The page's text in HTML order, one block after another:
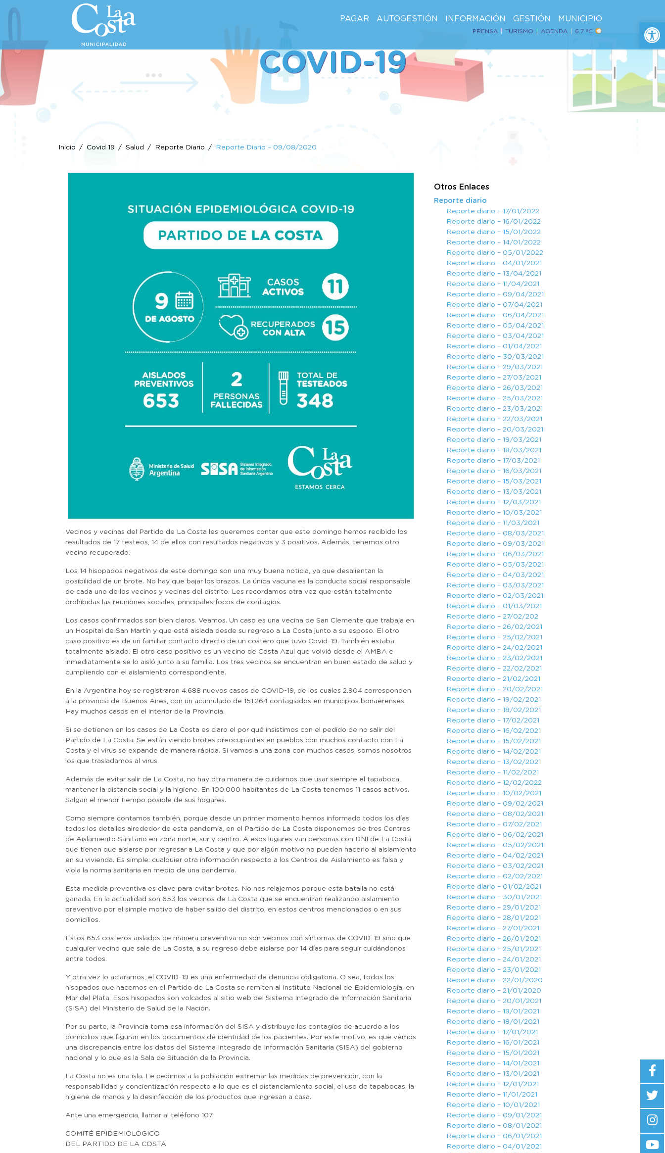
PAGAR AUTOGESTIÓN INFORMACIÓN GESTIÓN MUNICIPIO
PRENSA TURISMO AGENDA 6.7 ºC
COVID-19
Inicio Covid 19 Salud Reporte Diario Reporte Diario – 09/08/2020
Vecinos y vecinas del Partido de La Costa les queremos contar que este domingo hemos recibido los
resultados de 17 testeos, 14 de ellos con resultados negativos y 3 positivos. Además, tenemos otro
vecino recuperado.
Los 14 hisopados negativos de este domingo son una muy buena noticia, ya que desalientan la
posibilidad de un brote. No hay que bajar los brazos. La única vacuna es la conducta social responsable
de cada uno de los vecinos y vecinas del distrito. Les recordamos otra vez que están totalmente
prohibidas las reuniones sociales, principales focos de contagios.
Los casos confirmados son bien claros. Veamos. Un caso es una vecina de San Clemente que trabaja en
un Hospital de San Martín y que está aislada desde su regreso a La Costa junto a su esposo. El otro
caso positivo es de un familiar contacto directo de un costero que tuvo Covid-19. También estaba
totalmente aislado. El otro caso positivo es un vecino de Costa Azul que volvió desde el AMBA e
inmediatamente se lo aisló junto a su familia. Los tres vecinos se encuentran en buen estado de salud y
cumpliendo con el aislamiento correspondiente.
En la Argentina hoy se registraron 4.688 nuevos casos de COVID-19, de los cuales 2.904 corresponden
a la provincia de Buenos Aires, con un acumulado de 151.264 contagiados en municipios bonaerenses.
Hay muchos casos en el interior de la Provincia.
Si se detienen en los casos de La Costa es claro el por qué insistimos con el pedido de no salir del
Partido de La Costa. Se están viendo brotes preocupantes en pueblos con muchos contacto con La
Costa y el virus se expande de manera rápida. Si vamos a una zona con muchos casos, somos nosotros
los que trasladamos al virus.
Además de evitar salir de La Costa, no hay otra manera de cuidarnos que usar siempre el tapaboca,
mantener la distancia social y la higiene. En 100.000 habitantes de La Costa tenemos 11 casos activos.
Salgan el menor tiempo posible de sus hogares.
Como siempre contamos también, porque desde un primer momento hemos informado todos los días
todos los detalles alrededor de esta pandemia, en el Partido de La Costa disponemos de tres Centros
de Aislamiento Sanitario en zona norte, sur y centro. A esos lugares van personas con DNI de La Costa
que tienen que aislarse por regresar a La Costa y que por algún motivo no pueden hacerlo al aislamiento
en su vivienda. Es simple: cualquier otra información respecto a los Centros de Aislamiento es falsa y
viola la norma sanitaria en medio de una pandemia.
Esta medida preventiva es clave para evitar brotes. No nos relajemos porque esta batalla no está
ganada. En la actualidad son 653 los vecinos de La Costa que se encuentran realizando aislamiento
preventivo por el simple motivo de haber salido del distrito, en estos centros mencionados o en sus
domicilios.
Estos 653 costeros aislados de manera preventiva no son vecinos con síntomas de COVID-19 sino que
cualquier vecino que sale de La Costa, a su regreso debe aislarse por 14 días para seguir cuidándonos
entre todos.
Y otra vez lo aclaramos, el COVID-19 es una enfermedad de denuncia obligatoria. O sea, todos los
hisopados que hacemos en el Partido de La Costa se remiten al Instituto Nacional de Epidemiología, en
Mar del Plata. Esos hisopados son volcados al sitio web del Sistema Integrado de Información Sanitaria
(SISA) del Ministerio de Salud de la Nación.
Por su parte, la Provincia toma esa información del SISA y distribuye los contagios de acuerdo a los
domicilios que figuran en los documentos de identidad de los pacientes. Por este motivo, es que vemos
una discrepancia entre los datos del Sistema Integrado de Información Sanitaria (SISA) del gobierno
nacional y lo que es la Sala de Situación de la Provincia.
La Costa no es una isla. Le pedimos a la población extremar las medidas de prevención, con la
responsabilidad y concientización respecto a lo que es el distanciamiento social, el uso de tapabocas, la
higiene de manos y la desinfección de los productos que ingresan a casa.
Ante una emergencia, llamar al teléfono 107.
COMITÉ EPIDEMIOLÓGICO
DEL PARTIDO DE LA COSTA
Otros Enlaces
Reporte diario
Reporte diario – 17/01/2022
Reporte diario – 16/01/2022
Reporte diario – 15/01/2022
Reporte diario – 14/01/2022
Reporte diario – 05/01/2022
Reporte diario – 04/01/2021
Reporte diario – 13/04/2021
Reporte diario – 11/04/2021
Reporte diario – 09/04/2021
Reporte diario – 07/04/2021
Reporte diario – 06/04/2021
Reporte diario – 05/04/2021
Reporte diario – 03/04/2021
Reporte diario – 01/04/2021
Reporte diario – 30/03/2021
Reporte diario – 29/03/2021
Reporte diario – 27/03/2021
Reporte diario – 26/03/2021
Reporte diario – 25/03/2021
Reporte diario – 23/03/2021
Reporte diario – 22/03/2021
Reporte diario – 20/03/2021
Reporte diario – 19/03/2021
Reporte diario – 18/03/2021
Reporte diario – 17/03/2021
Reporte diario – 16/03/2021
Reporte diario – 15/03/2021
Reporte diario – 13/03/2021
Reporte diario – 12/03/2021
Reporte diario – 10/03/2021
Reporte diario – 11/03/2021
Reporte diario – 08/03/2021
Reporte diario – 09/03/2021
Reporte diario – 06/03/2021
Reporte diario – 05/03/2021
Reporte diario – 04/03/2021
Reporte diario – 03/03/2021
Reporte diario – 02/03/2021
Reporte diario – 01/03/2021
Reporte diario – 27/02/202
Reporte diario – 26/02/2021
Reporte diario – 25/02/2021
Reporte diario – 24/02/2021
Reporte diario – 23/02/2021
Reporte diario – 22/02/2021
Reporte diario – 21/02/2021
Reporte diario – 20/02/2021
Reporte diario – 19/02/2021
Reporte diario – 18/02/2021
Reporte diario – 17/02/2021
Reporte diario – 16/02/2021
Reporte diario – 15/02/2021
Reporte diario – 14/02/2021
Reporte diario – 13/02/2021
Reporte diario – 11/02/2021
Reporte diario – 12/02/2022
Reporte diario – 10/02/2021
Reporte diario – 09/02/2021
Reporte diario – 08/02/2021
Reporte diario – 07/02/2021
Reporte diario – 06/02/2021
Reporte diario – 05/02/2021
Reporte diario – 04/02/2021
Reporte diario – 03/02/2021
Reporte diario – 02/02/2021
Reporte diario – 01/02/2021
Reporte diario – 30/01/2021
Reporte diario – 29/01/2021
Reporte diario – 28/01/2021
Reporte diario – 27/01/2021
Reporte diario – 26/01/2021
Reporte diario – 25/01/2021
Reporte diario – 24/01/2021
Reporte diario – 23/01/2021
Reporte diario – 22/01/2020
Reporte diario – 21/01/2020
Reporte diario – 20/01/2021
Reporte diario – 19/01/2021
Reporte diario – 18/01/2021
Reporte diario – 17/01/2021
Reporte diario – 16/01/2021
Reporte diario – 15/01/2021
Reporte diario – 14/01/2021
Reporte diario – 13/01/2021
Reporte diario – 12/01/2021
Reporte diario – 11/01/2021
Reporte diario – 10/01/2021
Reporte diario – 09/01/2021
Reporte diario – 08/01/2021
Reporte diario – 06/01/2021
Reporte diario – 04/01/2021